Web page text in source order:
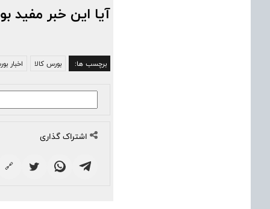
آیا این خبر مفید
برچسب ها: بورس کالا اخبار
اشتراک گذاری
🔗